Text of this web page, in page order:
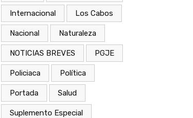
Internacional Los Cabos
Nacional Naturaleza
NOTICIAS BREVES PGJE
Policiaca Política
Portada Salud
Suplemento Especial